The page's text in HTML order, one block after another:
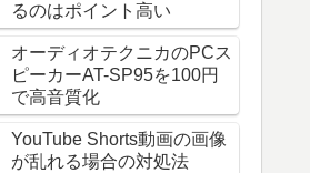
るのはポイント高い
オーディオテクニカのPCス
ピーカーAT-SP95を100円
で高音質化
YouTube Shorts動画の画像
が乱れる場合の対処法